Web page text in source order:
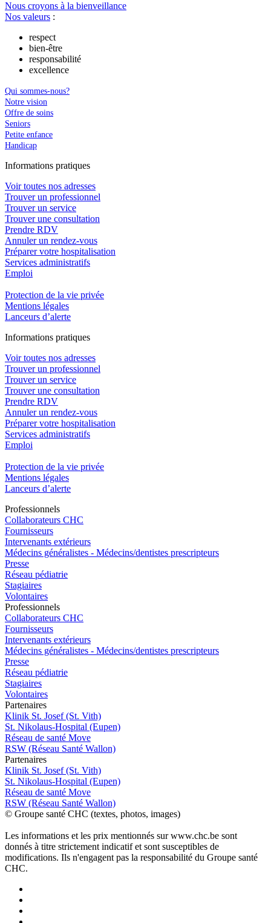
Nous croyons à la bienveillance
Nos valeurs :
respect
bien-être
responsabilité
excellence
Qui sommes-nous?
Notre vision
Offre de soins
Seniors
Petite enfance
Handicap
Informations pratiques
Voir toutes nos adresses
Trouver un professionnel
Trouver un service
Trouver une consultation
Prendre RDV
Annuler un rendez-vous
Préparer votre hospitalisation
Services administratifs
Emploi​
Protection de la vie privée
Mentions légales
Lanceurs d’alerte
Informations pratiques
Voir toutes nos adresses
Trouver un professionnel
Trouver un service
Trouver une consultation
Prendre RDV
Annuler un rendez-vous
Préparer votre hospitalisation
Services administratifs
Emploi​
Protection de la vie privée
Mentions légales
Lanceurs d’alerte
Professionnels
Collaborateurs CHC
Fournisseurs
Intervenants extérieurs
Médecins généralistes - Médecins/dentistes prescripteurs
Presse
Réseau pédiatrie
Stagiaires
Volontaires
Professionnels
Collaborateurs CHC
Fournisseurs
Intervenants extérieurs
Médecins généralistes - Médecins/dentistes prescripteurs
Presse
Réseau pédiatrie
Stagiaires
Volontaires
Partenaires
Klinik St. Josef (St. Vith)
St. Nikolaus-Hospital (Eupen)
Réseau de santé Move
RSW (Réseau Santé Wallon)
Partenaires
Klinik St. Josef (St. Vith)
St. Nikolaus-Hospital (Eupen)
Réseau de santé Move
RSW (Réseau Santé Wallon)
© Groupe santé CHC (textes, photos, images)
Les informations et les prix mentionnés sur www.chc.be sont
donnés à titre strictement indicatif et sont susceptibles de
modifications. Ils n'engagent pas la responsabilité du Groupe santé
CHC.